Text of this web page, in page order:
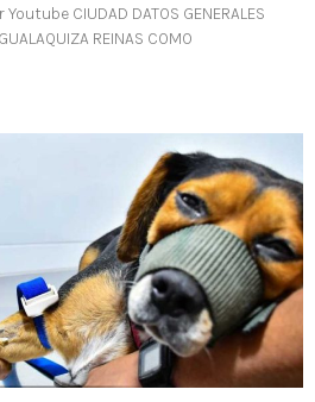
CIUDAD DATOS GENERALES
REINAS COMO